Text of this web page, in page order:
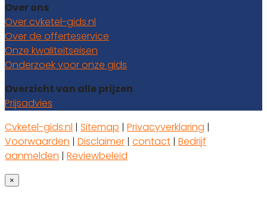
Over ons
Over cvketel-gids.nl
Over de offerteservice
Onze kwaliteitseisen
Onderzoek voor onze gids
Overzicht van alle prijzen
Prijsadvies
Cvketel-gids.nl | Sitemap | Privacyverklaring |
Voorwaarden | Disclaimer | contact | Bedrijf
aanmelden | Reviewbeleid
×